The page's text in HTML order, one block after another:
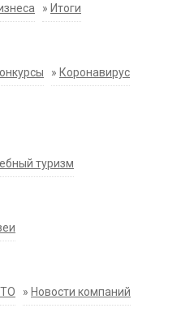
» Итоги
» Коронавирус
туризм
» Новости компаний